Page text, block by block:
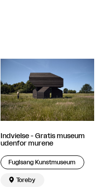
Indvielse - Gratis museum
udenfor murene
Fuglsang Kunstmuseum
 Toreby